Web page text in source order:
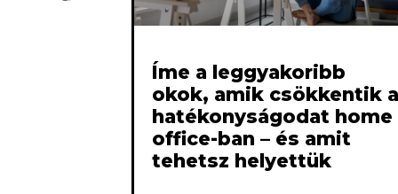
Íme a leggyakoribb
okok, amik csökkentik a
hatékonyságodat home
office-ban – és amit
tehetsz helyettük